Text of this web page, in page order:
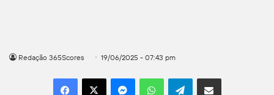
Redação 365Scores 19/06/2025 - 07:43 pm
Facebook
X MessengerWhatsAppTelegramCompartilhar por e-mail